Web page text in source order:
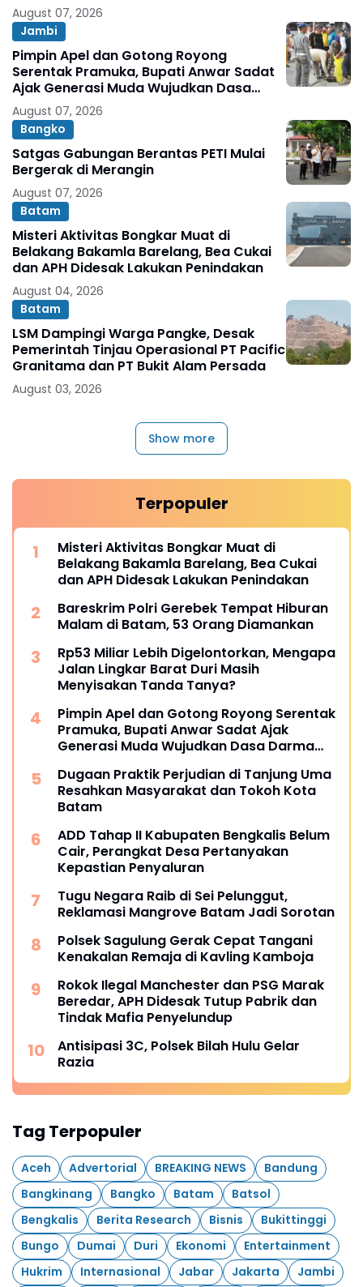
August 07, 2026
Jambi
Pimpin Apel dan Gotong Royong
Serentak Pramuka, Bupati Anwar Sadat
Ajak Generasi Muda Wujudkan Dasa
Darma Melalui Aksi Nyata Peduli
Lingkungan
August 07, 2026
Bangko
Satgas Gabungan Berantas PETI Mulai
Bergerak di Merangin
August 07, 2026
Batam
Misteri Aktivitas Bongkar Muat di
Belakang Bakamla Barelang, Bea Cukai
dan APH Didesak Lakukan Penindakan
August 04, 2026
Batam
LSM Dampingi Warga Pangke, Desak
Pemerintah Tinjau Operasional PT Pacific
Granitama dan PT Bukit Alam Persada
August 03, 2026
Show more
Terpopuler
Misteri Aktivitas Bongkar Muat di
Belakang Bakamla Barelang, Bea Cukai
dan APH Didesak Lakukan Penindakan
Bareskrim Polri Gerebek Tempat Hiburan
Malam di Batam, 53 Orang Diamankan
Rp53 Miliar Lebih Digelontorkan, Mengapa
Jalan Lingkar Barat Duri Masih
Menyisakan Tanda Tanya?
Pimpin Apel dan Gotong Royong Serentak
Pramuka, Bupati Anwar Sadat Ajak
Generasi Muda Wujudkan Dasa Darma
Dugaan Praktik Perjudian di Tanjung Uma
Resahkan Masyarakat dan Tokoh Kota
Batam
ADD Tahap II Kabupaten Bengkalis Belum
Cair, Perangkat Desa Pertanyakan
Kepastian Penyaluran
Tugu Negara Raib di Sei Pelunggut,
Reklamasi Mangrove Batam Jadi Sorotan
Polsek Sagulung Gerak Cepat Tangani
Kenakalan Remaja di Kavling Kamboja
Rokok Ilegal Manchester dan PSG Marak
Beredar, APH Didesak Tutup Pabrik dan
Tindak Mafia Penyelundup
Antisipasi 3C, Polsek Bilah Hulu Gelar
Razia
Tag Terpopuler
Aceh Advertorial BREAKING NEWS
Bandung
Bangkinang
Bangko Batam
Batsol
Bengkalis
Berita Research Bisnis
Bukittinggi
Bungo
Dumai Duri Ekonomi
Entertainment
Hukrim
Internasional Jabar Jakarta Jambi